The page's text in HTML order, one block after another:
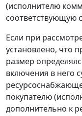
(исполнителю
соответствующую
Если при
установлено, что
размер
включения в него
покупателю
дополнительно к